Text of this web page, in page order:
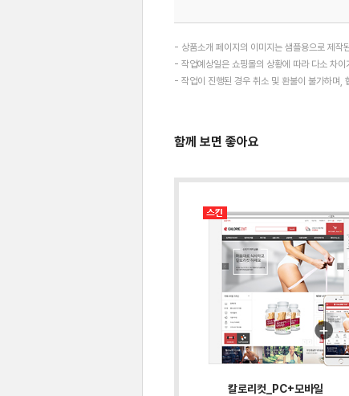
- 상품소개 페이지의 이미지는 샘플용으로 제작
- 작업예상일은 쇼핑몰의 상황에 따라 다소 차
- 작업이 진행된 경우 취소 및 환불이 불가하며,
함께 보면 좋아요
칼로리컷_PC+모바일